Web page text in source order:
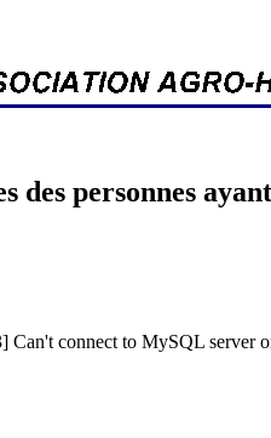
des personnes
connect to MySQL server